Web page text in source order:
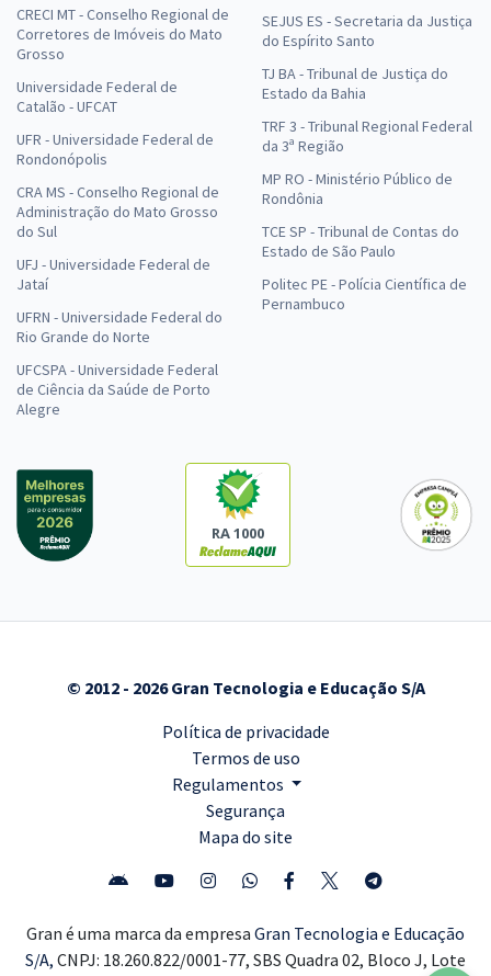
CRECI MT - Conselho Regional de
Corretores de Imóveis do Mato
Grosso
Universidade Federal de
Catalão - UFCAT
UFR - Universidade Federal de
Rondonópolis
CRA MS - Conselho Regional de
Administração do Mato Grosso
do Sul
UFJ - Universidade Federal de
Jataí
UFRN - Universidade Federal do
Rio Grande do Norte
UFCSPA - Universidade Federal
de Ciência da Saúde de Porto
Alegre
SEJUS ES - Secretaria da Justiça
do Espírito Santo
TJ BA - Tribunal de Justiça do
Estado da Bahia
TRF 3 - Tribunal Regional Federal
da 3ª Região
MP RO - Ministério Público de
Rondônia
TCE SP - Tribunal de Contas do
Estado de São Paulo
Politec PE - Polícia Científica de
Pernambuco
RA 1000
© 2012 - 2026 Gran Tecnologia e Educação S/A
Política de privacidade
Termos de uso
Regulamentos
Segurança
Mapa do site
Gran é uma marca da empresa Gran Tecnologia e Educação
S/A, CNPJ: 18.260.822/0001-77, SBS Quadra 02, Bloco J, Lote